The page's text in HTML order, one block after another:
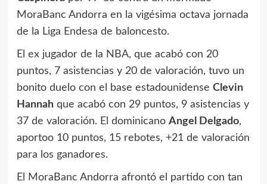
MoraBanc Andorra en la vigésima octava jornada
de la Liga Endesa de baloncesto.
El ex jugador de la NBA, que acabó con 20
puntos, 7 asistencias y 20 de valoración, tuvo un
bonito duelo con el base estadounidense Clevin
Hannahque acabó con 29 puntos, 9 asistencias y
37 de valoración. El dominicano Angel Delgado,
aportoo 10 puntos, 15 rebotes, +21 de valoración
para los ganadores.
El MoraBanc Andorra afrontó el partido con tan